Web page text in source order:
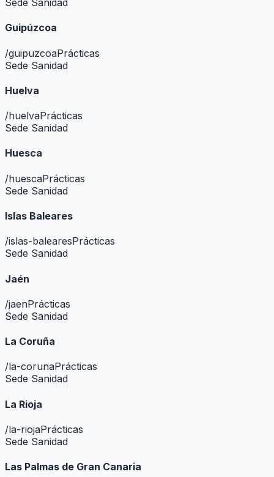
Sede Sanidad
Guipúzcoa
/guipuzcoaPrácticas
Sede Sanidad
Huelva
/huelvaPrácticas
Sede Sanidad
Huesca
/huescaPrácticas
Sede Sanidad
Islas Baleares
/islas-balearesPrácticas
Sede Sanidad
Jaén
/jaenPrácticas
Sede Sanidad
La Coruña
/la-corunaPrácticas
Sede Sanidad
La Rioja
/la-riojaPrácticas
Sede Sanidad
Las Palmas de Gran Canaria